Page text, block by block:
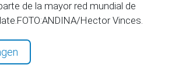
de la mayor red mundial de
Hector Vinces.